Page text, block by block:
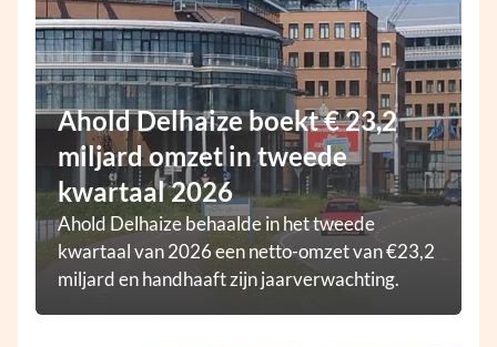
Ahold Delhaize boekt € 23,2
miljard omzet in tweede
kwartaal 2026
Ahold Delhaize behaalde in het tweede
kwartaal van 2026 een netto-omzet van €23,2
miljard en handhaaft zijn jaarverwachting.